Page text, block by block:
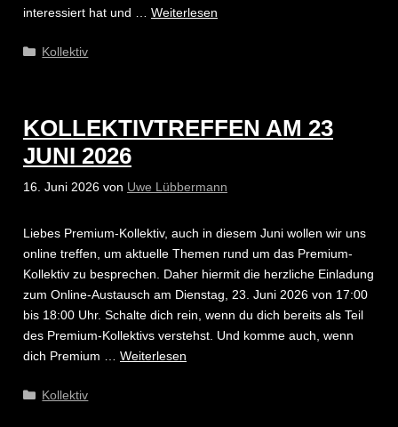
interessiert hat und … Weiterlesen
Kategorien
Kollektiv
KOLLEKTIVTREFFEN AM 23
JUNI 2026
16. Juni 2026 von Uwe Lübbermann
Liebes Premium-Kollektiv, auch in diesem Juni wollen wir uns
online treffen, um aktuelle Themen rund um das Premium-
Kollektiv zu besprechen. Daher hiermit die herzliche Einladung
zum Online-Austausch am Dienstag, 23. Juni 2026 von 17:00
bis 18:00 Uhr. Schalte dich rein, wenn du dich bereits als Teil
des Premium-Kollektivs verstehst. Und komme auch, wenn
dich Premium … Weiterlesen
Kategorien
Kollektiv